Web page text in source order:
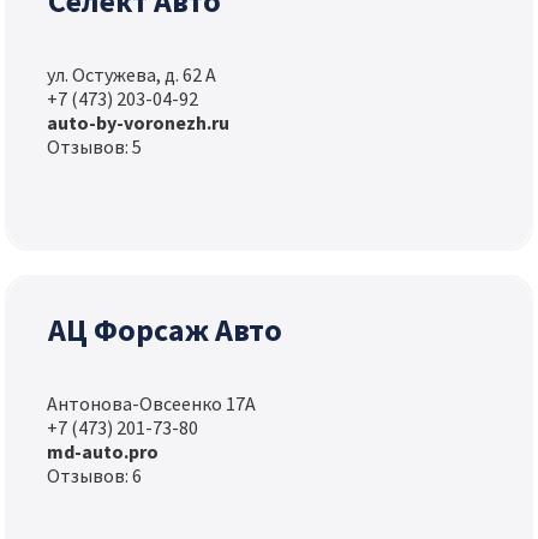
ул. Остужева, д. 62 А
+7 (473) 203-04-92
auto-by-voronezh.ru
Отзывов: 5
АЦ Форсаж Авто
Антонова-Овсеенко 17А
+7 (473) 201-73-80
md-auto.pro
Отзывов: 6